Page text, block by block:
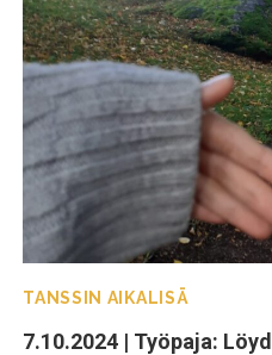
TANSSIN AIKALISÄ
7.10.2024 | Työpaja: